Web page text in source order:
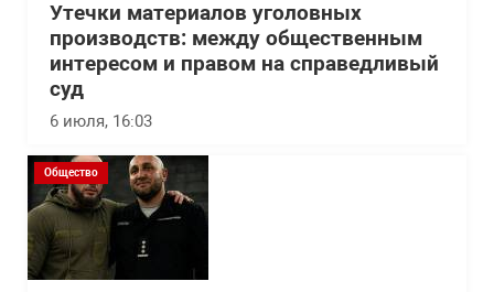
Утечки материалов уголовных
производств: между общественным
интересом и правом на справедливый
суд
6 июля, 16:03
Общество